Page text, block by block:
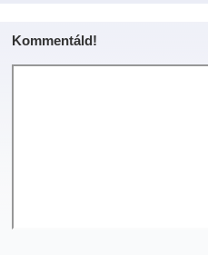
Kommentáld!